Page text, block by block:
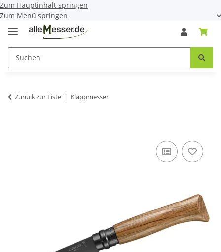
Zum Hauptinhalt springen
Zum Menü springen
Zurück zur Liste Klappmesser